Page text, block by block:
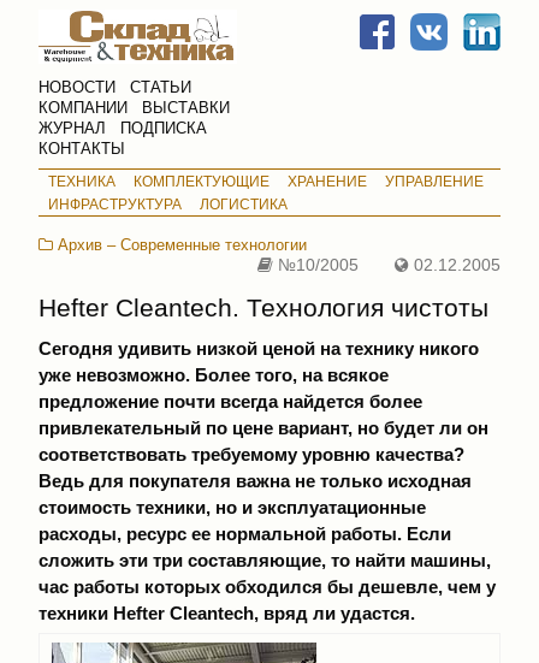
НОВОСТИ
СТАТЬИ
КОМПАНИИ
ВЫСТАВКИ
ЖУРНАЛ
ПОДПИСКА
КОНТАКТЫ
ТЕХНИКА КОМПЛЕКТУЮЩИЕ ХРАНЕНИЕ
УПРАВЛЕНИЕ
ИНФРАСТРУКТУРА
ЛОГИСТИКА
Архив – Современные технологии
№10/2005
02.12.2005
Hefter Cleantech. Технология чистоты
Сегодня удивить низкой ценой на технику никого
уже невозможно. Более того, на всякое
предложение почти всегда найдется более
привлекательный по цене вариант, но будет ли он
соответствовать требуемому уровню качества?
Ведь для покупателя важна не только исходная
стоимость техники, но и эксплуатационные
расходы, ресурс ее нормальной работы. Если
сложить эти три составляющие, то найти машины,
час работы которых обходился бы дешевле, чем у
техники Hefter Cleantech, вряд ли удастся.